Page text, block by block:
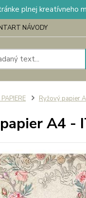
plnej kreatívneho
NÁVODY
Ryžový papier
A4 -